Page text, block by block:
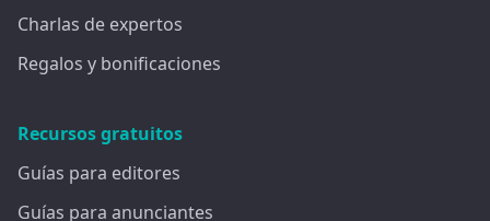
Charlas de expertos
Regalos y bonificaciones
Recursos gratuitos
Guías para editores
Guías para anunciantes